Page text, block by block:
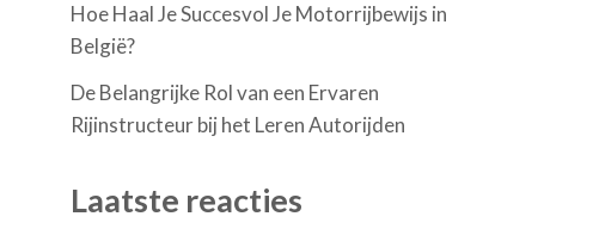
Hoe Haal Je Succesvol Je Motorrijbewijs in
België?
De Belangrijke Rol van een Ervaren
Rijinstructeur bij het Leren Autorijden
Laatste reacties